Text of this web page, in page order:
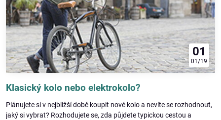
01
01/19
Klasický kolo nebo elektrokolo?
Plánujete si v nejbližší době koupit nové kolo a nevíte se rozhodnout,
jaký si vybrat? Rozhodujete se, zda půjdete typickou cestou a